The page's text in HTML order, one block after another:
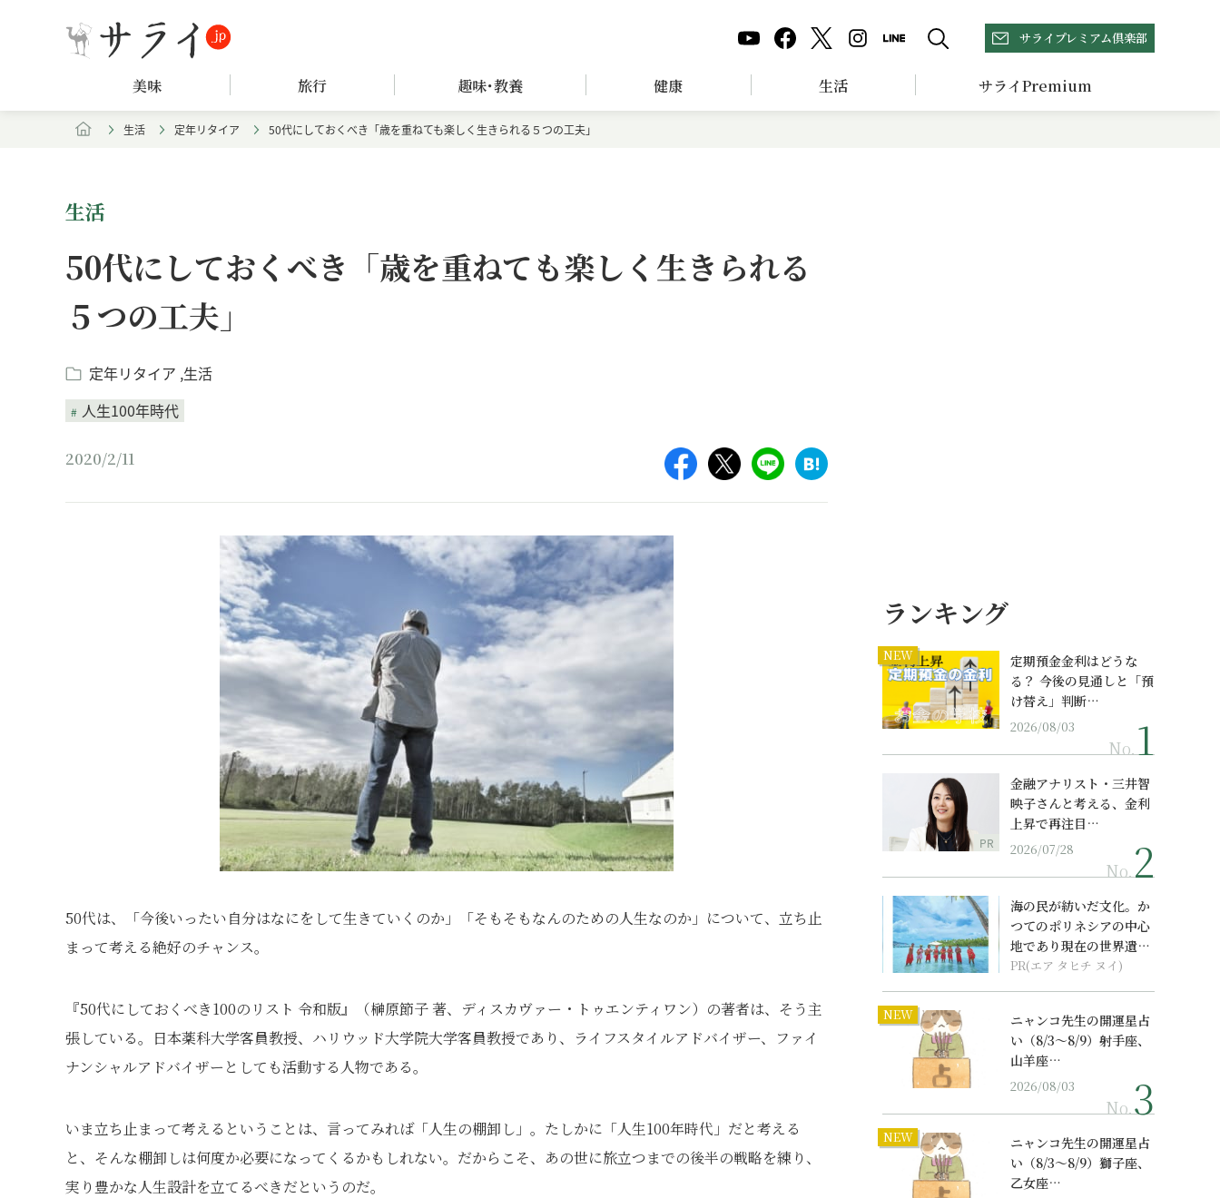
サライプレミアム倶楽部
美味 旅行 趣味･教養 健康 生活 サライPremium
生活 定年リタイア 50代にしておくべき「歳を重ねても楽しく生きられる５つの工夫」
生活
50代にしておくべき「歳を重ねても楽しく生きられる
５つの工夫」
定年リタイア 生活
人生100年時代
2020/2/11
50代は、「今後いったい自分はなにをして生きていくのか」「そもそもなんのための人生なのか」について、立ち止
まって考える絶好のチャンス。
『50代にしておくべき100のリスト 令和版』（榊原節子 著、ディスカヴァー・トゥエンティワン）の著者は、そう主
張している。日本薬科大学客員教授、ハリウッド大学院大学客員教授であり、ライフスタイルアドバイザー、ファイ
ナンシャルアドバイザーとしても活動する人物である。
いま立ち止まって考えるということは、言ってみれば「人生の棚卸し」。たしかに「人生100年時代」だと考える
と、そんな棚卸しは何度か必要になってくるかもしれない。だからこそ、あの世に旅立つまでの後半の戦略を練り、
実り豊かな人生設計を立てるべきだというのだ。
ランキング
NEW
定期預金金利はどうな
る？ 今後の見通しと「預
け替え」判断…
2026/08/03
No.
PR
金融アナリスト・三井智
映子さんと考える、金利
上昇で再注目…
2026/07/28
No.
海の民が紡いだ文化。か
つてのポリネシアの中心
地であり現在の世界遺産
からみえてくる...
PR(エア タヒチ ヌイ)
NEW
ニャンコ先生の開運星占
い（8/3～8/9）射手座、
山羊座…
2026/08/03
No.
NEW
ニャンコ先生の開運星占
い（8/3～8/9）獅子座、
乙女座…